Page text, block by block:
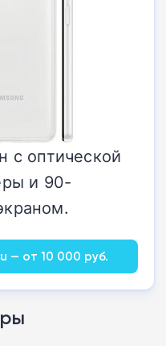
с оптической
и 90-
— от 10 000 руб.